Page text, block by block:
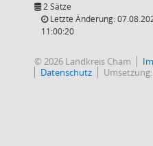
2 Sätze
Letzte Änderung:
11:00:20
© 2026 Landkreis Cham
Datenschutz
Umsetzung: